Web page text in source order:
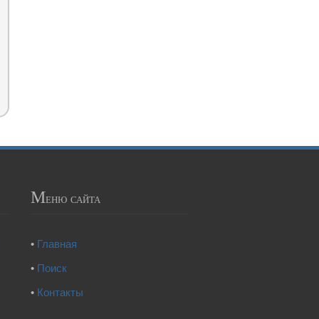
Меню сайта
• Главная
• Поиск
• Контакты